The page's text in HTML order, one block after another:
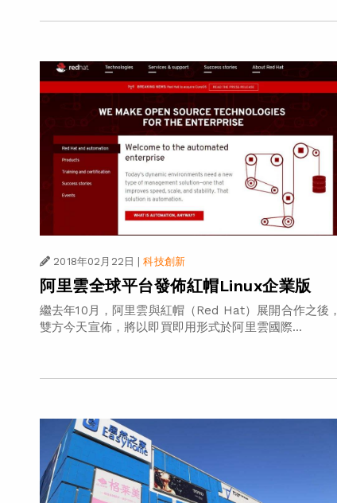
2018年02月22日 科技創新
阿里雲全球平台發佈紅帽Linux企業版
繼去年10月，阿里雲與紅帽（Red Hat）展開合作之後，
雙方今天宣佈，將以即買即用形式於阿里雲國際...